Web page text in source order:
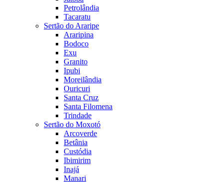
Petrolândia
Tacaratu
Sertão do Araripe
Araripina
Bodoco
Exu
Granito
Ipubi
Moreilândia
Ouricuri
Santa Cruz
Santa Filomena
Trindade
Sertão do Moxotó
Arcoverde
Betânia
Custódia
Ibimirim
Inajá
Manari